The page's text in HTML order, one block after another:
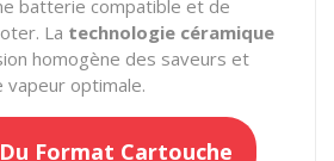
batterie compatible et de
La technologie céramique
homogène des saveurs et
vapeur optimale.
Format Cartouche